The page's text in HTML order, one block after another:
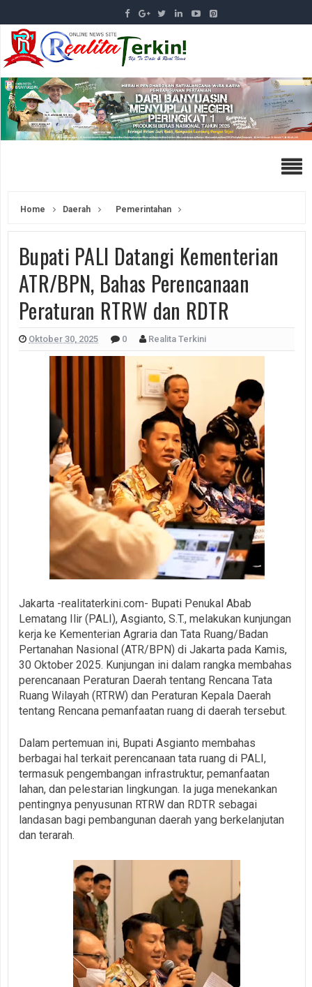
Home Daerah Pemerintahan
Bupati PALI Datangi Kementerian
ATR/BPN, Bahas Perencanaan
Peraturan RTRW dan RDTR
Oktober 30, 2025 0 Realita Terkini
Jakarta -realitaterkini.com- Bupati Penukal Abab
Lematang Ilir (PALI), Asgianto, S.T., melakukan kunjungan
kerja ke Kementerian Agraria dan Tata Ruang/Badan
Pertanahan Nasional (ATR/BPN) di Jakarta pada Kamis,
30 Oktober 2025. Kunjungan ini dalam rangka membahas
perencanaan Peraturan Daerah tentang Rencana Tata
Ruang Wilayah (RTRW) dan Peraturan Kepala Daerah
tentang Rencana pemanfaatan ruang di daerah tersebut.
Dalam pertemuan ini, Bupati Asgianto membahas
berbagai hal terkait perencanaan tata ruang di PALI,
termasuk pengembangan infrastruktur, pemanfaatan
lahan, dan pelestarian lingkungan. Ia juga menekankan
pentingnya penyusunan RTRW dan RDTR sebagai
landasan bagi pembangunan daerah yang berkelanjutan
dan terarah.